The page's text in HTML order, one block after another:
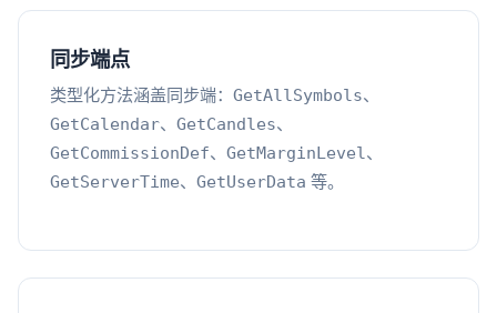
同步端点
类型化方法涵盖同步端： GetAllSymbols、
GetCalendar、 GetCandles、
GetCommissionDef、 GetMarginLevel、
GetServerTime、 GetUserData 等。